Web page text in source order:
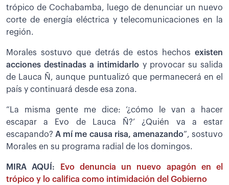
trópico de Cochabamba, luego de denunciar un nuevo
corte de energía eléctrica y telecomunicaciones en la
región.
Morales sostuvo que detrás de estos hechos existen
acciones destinadas a intimidarlo y provocar su salida
de Lauca Ñ, aunque puntualizó que permanecerá en el
país y continuará desde esa zona.
“La misma gente me dice: ‘¿cómo le van a hacer
escapar a Evo de Lauca Ñ?’ ¿Quién va a estar
escapando? A mí me causa risa, amenazando”, sostuvo
Morales en su programa radial de los domingos.
MIRA AQUÍ:
Evo denuncia un nuevo apagón en el
trópico y lo califica como intimidación del Gobierno